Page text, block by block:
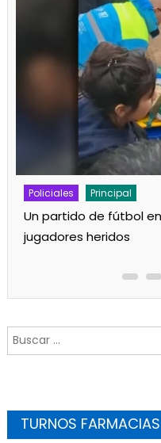
Policiales Principal
Un partido de fútbol
jugadores heridos
Buscar:
TURNOS